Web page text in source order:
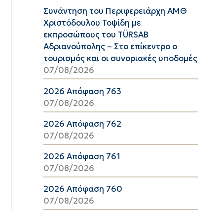
Συνάντηση του Περιφερειάρχη ΑΜΘ
Χριστόδουλου Τοψίδη με
εκπροσώπους του TÜRSAB
Αδριανούπολης – Στο επίκεντρο ο
τουρισμός και οι συνοριακές υποδομές
07/08/2026
2026 Απόφαση 763
07/08/2026
2026 Απόφαση 762
07/08/2026
2026 Απόφαση 761
07/08/2026
2026 Απόφαση 760
07/08/2026